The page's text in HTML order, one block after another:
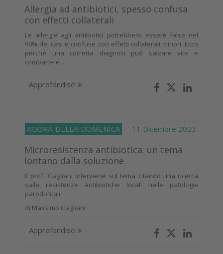
Allergia ad antibiotici, spesso confusa
con effetti collaterali
Le allergie agli antibiotici potrebbero essere false nel
90% dei casi e confuse con effetti collaterali minori. Ecco
perché una corretta diagnosi può salvare vite e
combattere...
Approfondisci
AGORA-DELLA-DOMENICA 11 Dicembre 2023
Microresistenza antibiotica: un tema
lontano dalla soluzione
Il prof. Gagliani interviene sul tema citando una ricerca
sulle resistenze antibiotiche locali nelle patologie
parodontali
di Massimo Gagliani
Approfondisci